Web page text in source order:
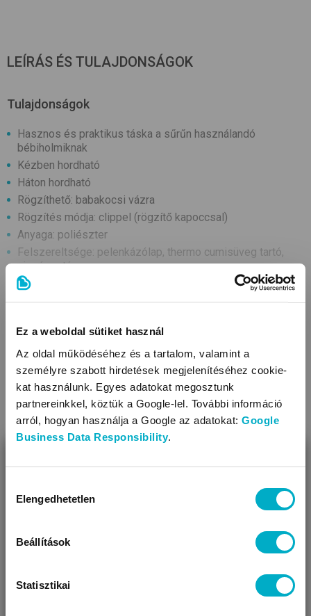
Ez a weboldal sütiket használ
Az oldal működéséhez és a tartalom, valamint a
személyre szabott hirdetések megjelenítéséhez cookie-
kat használunk. Egyes adatokat megosztunk
partnereinkkel, köztük a Google-lel. További információ
arról, hogyan használja a Google az adatokat: Google
Business Data Responsibility.
kiválasztása
Elengedhetetlen
Beállítások
Statisztikai
LEÍRÁS ÉS TULAJDONSÁGOK
Tulajdonságok
Hasznos és praktikus táska a sűrűn használandó
bébiholmiknak
Kézben hordható
Háton hordható
Rögzíthető: babakocsi vázra
Rögzítés módja: clippel (rögzítő kapoccsal)
Anyaga: poliészter
Felszereltsége: pelenkázólap, thermo cumisüveg tartó,
cipzáros tárca
Méret (kb.cm): 30x17x45
Tisztítása: közvetlen tisztítással
felszerelt, Abc Design modellekre, 2017-től
TOVÁBBIAK
Úgy látjuk, most jársz nálunk először!